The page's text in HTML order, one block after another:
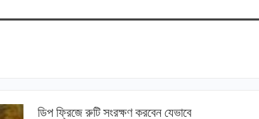
ডিপ ফ্রিজে রুটি সংরক্ষণ করবেন যেভাবে